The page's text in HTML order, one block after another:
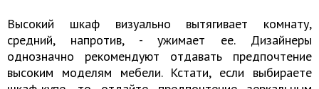
Высокий шкаф визуально вытягивает комнату,
средний, напротив, - ужимает ее. Дизайнеры
однозначно рекомендуют отдавать предпочтение
высоким моделям мебели. Кстати, если выбираете